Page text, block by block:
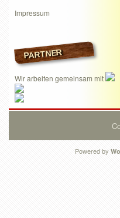
Impressum
PARTNER
Wir arbeiten gemeinsam mit
Powered by